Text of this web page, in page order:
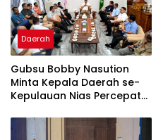
Daerah
Gubsu Bobby Nasution
Minta Kepala Daerah se-
Kepulauan Nias Percepat